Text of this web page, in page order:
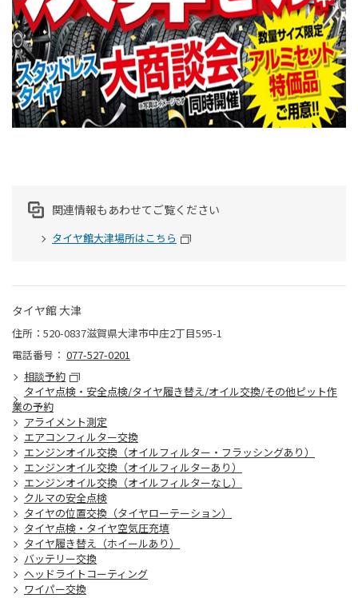
関連情報もあわせてご覧ください
タイヤ館大津場所はこちら
タイヤ館 大津
住所：520-0837滋賀県大津市中庄2丁目595-1
電話番号： 077-527-0201
相談予約
タイヤ点検・安全点検/タイヤ履き替え/オイル交換/その他ピット作
業の予約
アライメント測定
エアコンフィルター交換
エンジンオイル交換（オイルフィルター・フラッシングあり）
エンジンオイル交換（オイルフィルターあり）
エンジンオイル交換（オイルフィルターなし）
クルマの安全点検
タイヤの位置交換（タイヤローテーション）
タイヤ点検・タイヤ空気圧充填
タイヤ履き替え（ホイールあり）
バッテリー交換
ヘッドライトコーティング
ワイパー交換